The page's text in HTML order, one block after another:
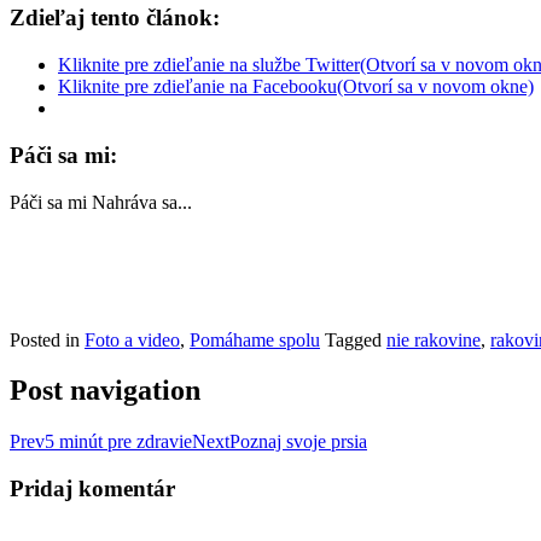
Zdieľaj tento článok:
Kliknite pre zdieľanie na službe Twitter(Otvorí sa v novom
Kliknite pre zdieľanie na Facebooku(Otvorí sa v novom okne)
Páči sa mi:
Páči sa mi Nahráva sa...
Posted in Foto a video, Pomáhame spolu Tagged nie rakovine,
Post navigation
Prev5 minút pre zdravieNextPoznaj svoje prsia
Pridaj komentár